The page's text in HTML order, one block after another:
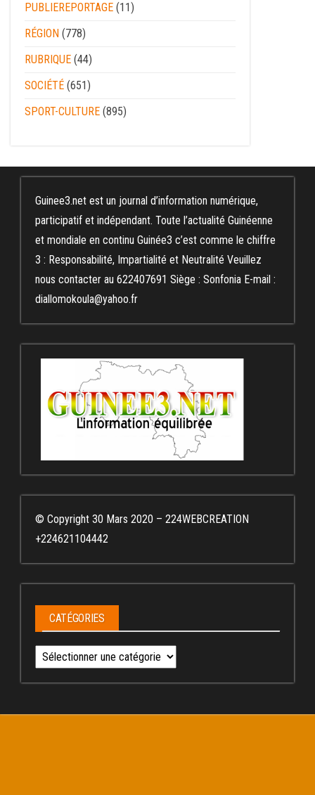
PUBLIEREPORTAGE (11)
RÉGION (778)
RUBRIQUE (44)
SOCIÉTÉ (651)
SPORT-CULTURE (895)
Guinee3.net est un journal d’information numérique,
participatif et indépendant. Toute l’actualité Guinéenne
et mondiale en continu Guinée3 c’est comme le chiffre
3 : Responsabilité, Impartialité et Neutralité Veuillez
nous contacter au 622407691 Siège : Sonfonia E-mail :
diallomokoula@yahoo.fr
© Copyright 30 Mars 2020 – 224WEBCREATION
+224621104442
CATÉGORIES
Catégories